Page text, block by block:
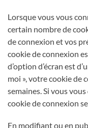
Lorsque vous vous
certain nombre de
de connexion et vos
cookie de connexion
d’option d’écran est
moi », votre cookie de
semaines. Si vous
cookie de connexion
En modifiant ou en